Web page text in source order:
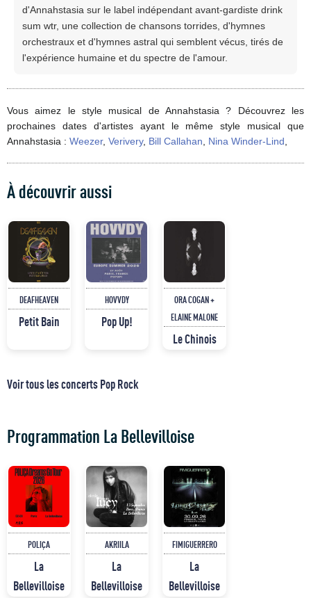
d'Annahstasia sur le label indépendant avant-gardiste drink
sum wtr, une collection de chansons torrides, d'hymnes
orchestraux et d'hymnes astral qui semblent vécus, tirés de
l'expérience humaine et du spectre de l'amour.
Vous aimez le style musical de Annahstasia ? Découvrez les
prochaines dates d'artistes ayant le même style musical que
Annahstasia : Weezer, Verivery, Bill Callahan Nina Winder-Lind
À découvrir aussi
DEAFHEAVEN
Petit Bain
HOVVDY
Pop Up!
ORA COGAN +
ELAINE MALONE
Le Chinois
Voir tous les concerts Pop Rock
Programmation La Bellevilloise
POLIÇA
La
Bellevilloise
AKRIILA
La
Bellevilloise
FIMIGUERRERO
La
Bellevilloise